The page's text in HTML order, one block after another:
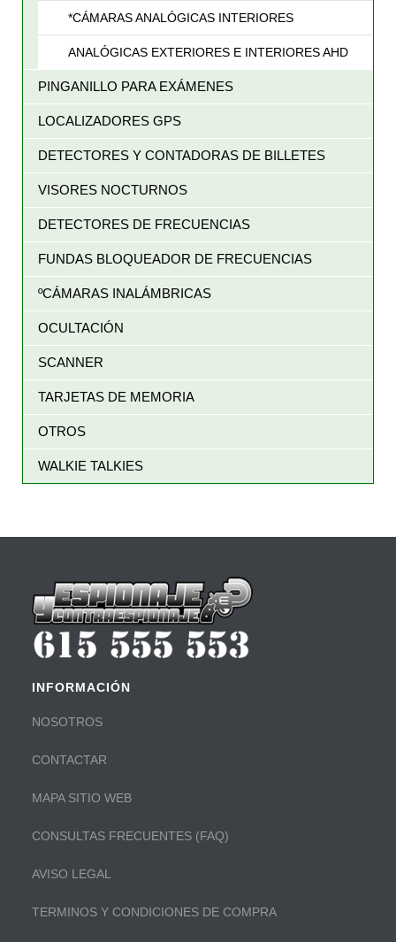
*CÁMARAS ANALÓGICAS INTERIORES
ANALÓGICAS EXTERIORES E INTERIORES AHD
PINGANILLO PARA EXÁMENES
LOCALIZADORES GPS
DETECTORES Y CONTADORAS DE BILLETES
VISORES NOCTURNOS
DETECTORES DE FRECUENCIAS
FUNDAS BLOQUEADOR DE FRECUENCIAS
ºCÁMARAS INALÁMBRICAS
OCULTACIÓN
SCANNER
TARJETAS DE MEMORIA
OTROS
WALKIE TALKIES
INFORMACIÓN
NOSOTROS
CONTACTAR
MAPA SITIO WEB
CONSULTAS FRECUENTES (FAQ)
AVISO LEGAL
TERMINOS Y CONDICIONES DE COMPRA